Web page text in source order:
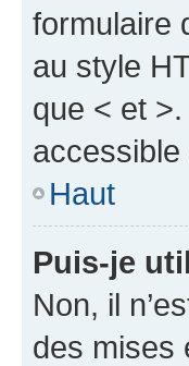
formulaire
au style
que < et
Haut
Puis-je
Non, il
des mises